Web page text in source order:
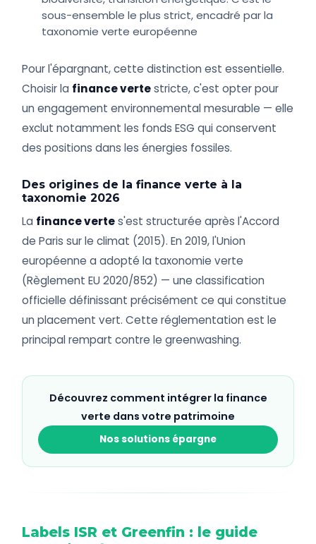
sous-ensemble le plus strict, encadré par la
taxonomie verte européenne
Pour l'épargnant, cette distinction est essentielle.
Choisir la finance vertestricte, c'est opter pour
un engagement environnemental mesurable — elle
exclut notamment les fonds ESG qui conservent
des positions dans les énergies fossiles.
Des origines de la finance verte à la
taxonomie 2026
La finance vertes'est structurée après l'Accord
de Paris sur le climat (2015). En 2019, l'Union
européenne a adopté la taxonomie verte
(Règlement EU 2020/852) — une classification
officielle définissant précisément ce qui constitue
un placement vert. Cette réglementation est le
principal rempart contre le greenwashing.
Découvrez comment intégrer la finance
verte dans votre patrimoine
Nos solutions épargne
Labels ISR et Greenfin : le guide